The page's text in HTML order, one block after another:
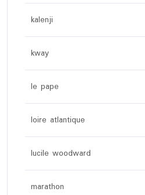
kalenji
kway
le pape
loire atlantique
lucile woodward
marathon